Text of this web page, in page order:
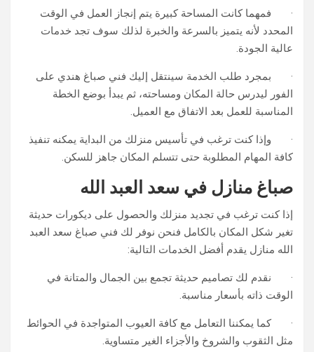
· فمهما كانت المساحة كبيرة يتم إنجاز العمل في الوقت
المحدد لأنه يتميز بالسرعة والخبرة لذلك سوف تجد خدمات
عالية الجودة.
· بمجرد طلب الخدمة سينتقل إليك فني صباغ هندي على
الفور ليدرس حالة المكان ومساحته، ثم يبدأ بوضع الخطة
المناسبة للعمل بعد الاتفاق مع العميل.
· وإذا كنت ترغب في تأسيس منزلك من البداية يمكنه تنفيذ
كافة المهام المطلوبة حتى تتسلم المكان جاهز للسكن.
صباغ منازل في سعد العبد الله
إذا كنت ترغب في تجديد منزلك والحصول على ديكورات حديثة
تغير شكل المكان بالكامل فنحن نوفر لك فني صباغ سعد العبد
الله منازل يقدم أفضل الخدمات التالية:
· نقدم لك تصاميم حديثة تجمع بين الجمال والمتانة في
الوقت ذاته بأسعار مناسبة.
· كما يمكننا التعامل مع كافة العيوب المتواجدة في الحوائط
مثل الثقوب والشروخ والأجزاء الغير متساوية.